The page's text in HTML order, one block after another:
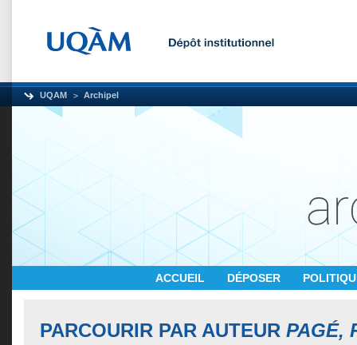
UQAM Archipel
ACCUEIL DÉPOSER
PARCOURIR PAR AUTEUR PAGÉ,